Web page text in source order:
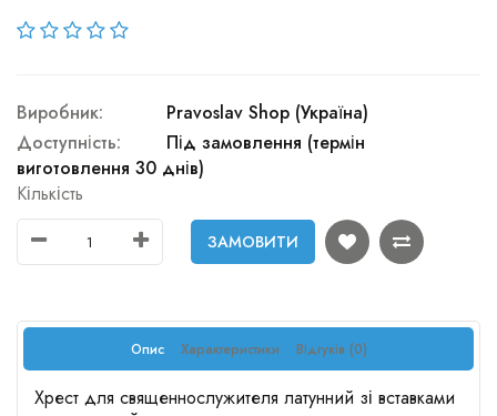
Виробник:
Pravoslav Shop (Україна)
Доступність:
Під замовлення (термін
виготовлення 30 днів)
Кількість
ЗАМОВИТИ
Опис Характеристики Відгуків (0)
Хрест для священнослужителя латунний зі вставками